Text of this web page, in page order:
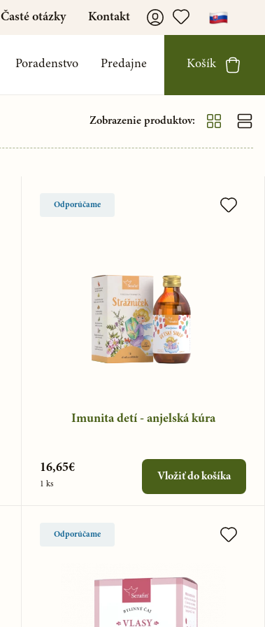
Časté otázky Kontakt
Poradenstvo Predajne Košík
Zobrazenie produktov:
Odporúčame
Imunita detí - anjelská kúra
16,65€
1 ks
Vložiť do košíka
Odporúčame